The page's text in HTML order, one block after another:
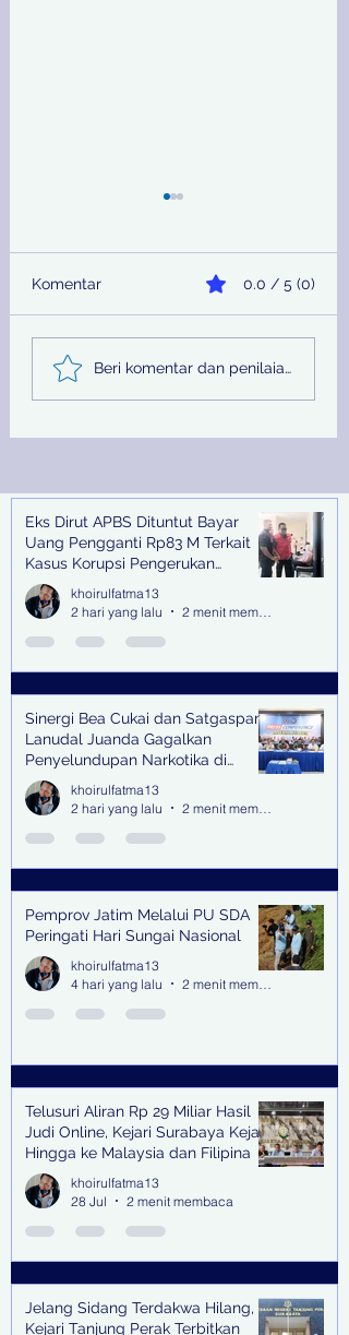
Sinergi Bea Cukai dan
Satgaspam Lanudal
Juanda Gagalkan
Komentar 0.0 / 5 (0)
Beri komentar dan penilaian...
Recent Posts
Eks Dirut APBS Dituntut Bayar
Uang Pengganti Rp83 M Terkait
Kasus Korupsi Pengerukan
Tanjung Perak
khoirulfatma13
2 hari yang lalu
Sinergi Bea Cukai dan Satgaspam
Lanudal Juanda Gagalkan
Penyelundupan Narkotika di
Bandara Juanda
khoirulfatma13
2 hari yang lalu
Pemprov Jatim Melalui PU SDA
Peringati Hari Sungai Nasional
khoirulfatma13
4 hari yang lalu
Telusuri Aliran Rp 29 Miliar Hasil
Judi Online, Kejari Surabaya Kejar
Hingga ke Malaysia dan Filipina
khoirulfatma13
28 Jul
2 menit membaca
Jelang Sidang Terdakwa Hilang,
Kejari Tanjung Perak Terbitkan